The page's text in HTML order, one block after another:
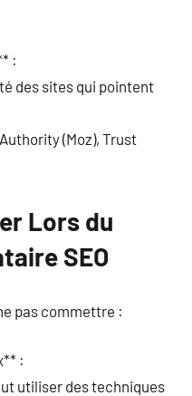
:
des sites qui pointent
(Moz), Trust
Lors du
SEO
pas commettre :
:
utiliser des techniques